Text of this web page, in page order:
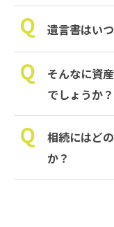
遺言書はい
そんなに資
でしょうか？
相続にはど
か？